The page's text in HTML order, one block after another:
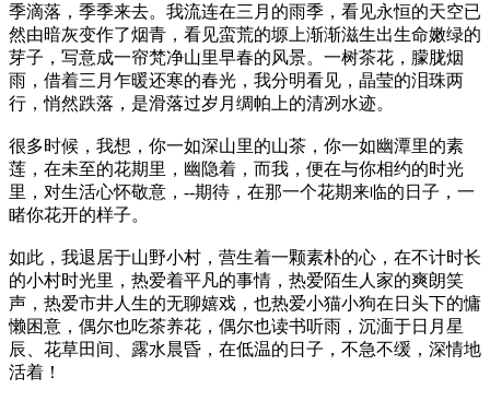
季滴落，季季来去。我流连在三月的雨季，看见永恒的天空已
然由暗灰变作了烟青，看见蛮荒的塬上渐渐滋生出生命嫩绿的
芽子，写意成一帘梵净山里早春的风景。一树茶花，朦胧烟
雨，借着三月乍暖还寒的春光，我分明看见，晶莹的泪珠两
行，悄然跌落，是滑落过岁月绸帕上的清冽水迹。
很多时候，我想，你一如深山里的山茶，你一如幽潭里的素
莲，在未至的花期里，幽隐着，而我，便在与你相约的时光
里，对生活心怀敬意，--期待，在那一个花期来临的日子，一
睹你花开的样子。
如此，我退居于山野小村，营生着一颗素朴的心，在不计时长
的小村时光里，热爱着平凡的事情，热爱陌生人家的爽朗笑
声，热爱市井人生的无聊嬉戏，也热爱小猫小狗在日头下的慵
懒困意，偶尔也吃茶养花，偶尔也读书听雨，沉湎于日月星
辰、花草田间、露水晨昏，在低温的日子，不急不缓，深情地
活着！